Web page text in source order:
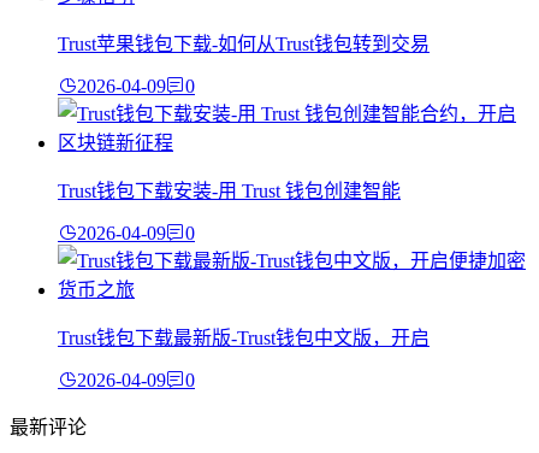
Trust苹果钱包下载-如何从Trust钱包转到交易
2026-04-09 0
Trust钱包下载安装-用 Trust 钱包创建智能
2026-04-09 0
Trust钱包下载最新版-Trust钱包中文版，开启
2026-04-09 0
最新评论